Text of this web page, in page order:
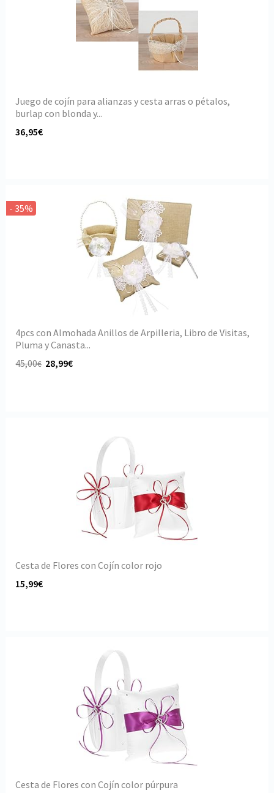
Juego de cojín para alianzas y cesta arras o pétalos,
burlap con blonda y...
36,95€
- 35%
4pcs con Almohada Anillos de Arpilleria, Libro de Visitas,
Pluma y Canasta...
45,00€ 28,99€
Cesta de Flores con Cojín color rojo
15,99€
Cesta de Flores con Cojín color púrpura